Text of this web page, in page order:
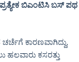
ಬಿಎಂಟಿಸಿ ಬಸ್ ಪಥ
ಕಾರಣವಾಗಿದ್ದು,
ಕಸರತ್ತು